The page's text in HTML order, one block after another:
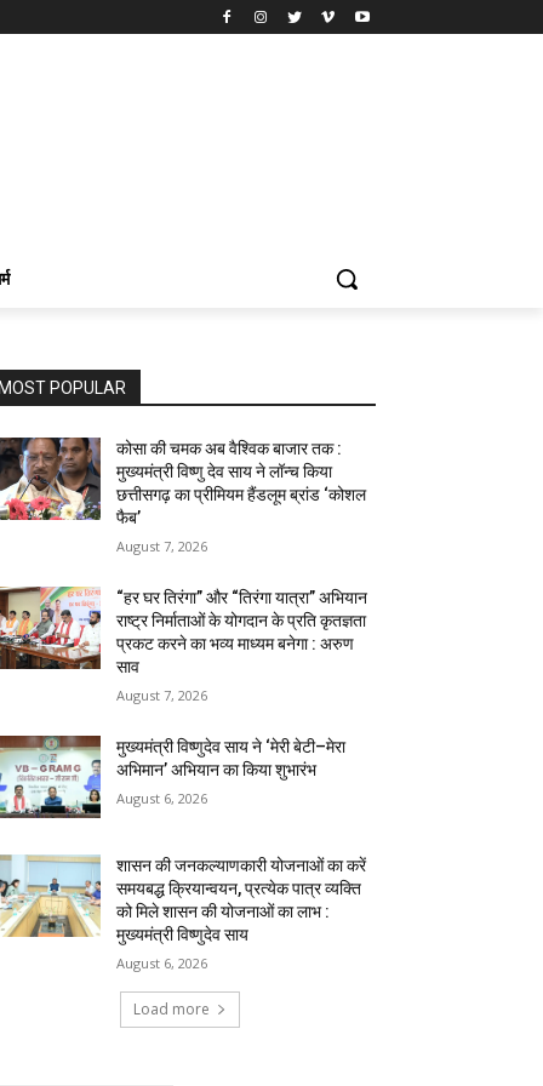
POPULAR
कोसा की चमक अब वैश्विक बाजार तक :
मुख्यमंत्री विष्णु देव साय ने लॉन्च किया
छत्तीसगढ़ का प्रीमियम हैंडलूम ब्रांड ‘कोशल
फैब’
August 7, 2026
“हर घर तिरंगा” और “तिरंगा यात्रा” अभियान
राष्ट्र निर्माताओं के योगदान के प्रति कृतज्ञता
प्रकट करने का भव्य माध्यम बनेगा : अरुण
साव
August 7, 2026
मुख्यमंत्री विष्णुदेव साय ने ‘मेरी बेटी–मेरा
अभिमान’ अभियान का किया शुभारंभ
August 6, 2026
शासन की जनकल्याणकारी योजनाओं का करें
समयबद्ध क्रियान्वयन, प्रत्येक पात्र व्यक्ति
को मिले शासन की योजनाओं का लाभ :
मुख्यमंत्री विष्णुदेव साय
August 6, 2026
Load more